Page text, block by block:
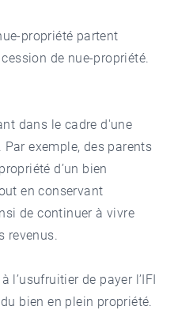
propriété partent
de nue-propriété.
dans le cadre d'une
exemple, des parents
d’un bien
en conservant
de continuer à vivre
revenus.
l’usufruitier de payer l’IFI
bien en plein propriété.